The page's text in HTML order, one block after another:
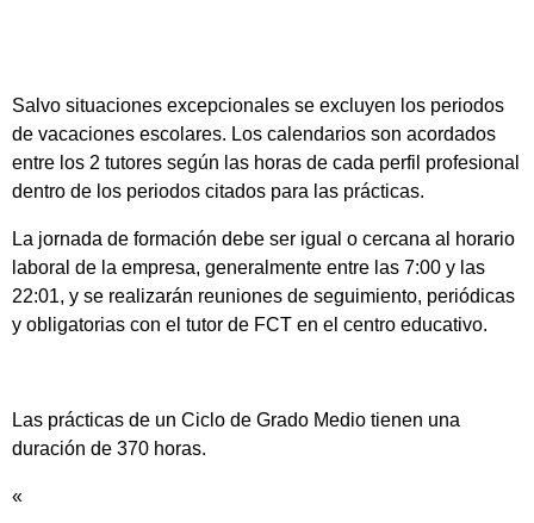
Salvo situaciones excepcionales se excluyen los periodos
de vacaciones escolares. Los calendarios son acordados
entre los 2 tutores según las horas de cada perfil profesional
dentro de los periodos citados para las prácticas.
La jornada de formación debe ser igual o cercana al horario
laboral de la empresa, generalmente entre las 7:00 y las
22:01, y se realizarán reuniones de seguimiento, periódicas
y obligatorias con el tutor de FCT en el centro educativo.
Las prácticas de un Ciclo de Grado Medio tienen una
duración de 370 horas.
«